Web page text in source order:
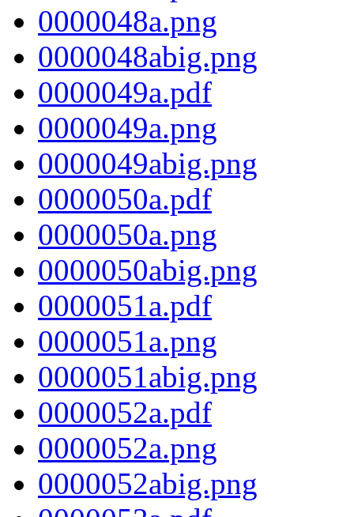
0000048a.png
0000048abig.png
0000049a.pdf
0000049a.png
0000049abig.png
0000050a.pdf
0000050a.png
0000050abig.png
0000051a.pdf
0000051a.png
0000051abig.png
0000052a.pdf
0000052a.png
0000052abig.png